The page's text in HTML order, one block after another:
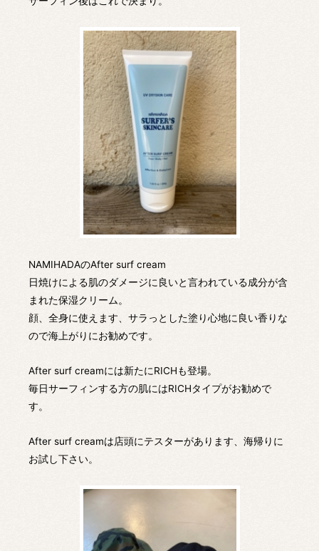
NAMIHADAのAfter surf cream
日焼けによる肌のダメージに良いと言われている成分が含
まれた保湿クリーム。
顔、全身に使えます、サラっとした塗り心地に良い香りな
ので海上がりにお勧めです。
After surf creamには新たにRICHも登場。
毎日サーフィンする方の肌にはRICHタイプがお勧めで
す。
After surf creamは店頭にテスターがあります、海帰りに
お試し下さい。